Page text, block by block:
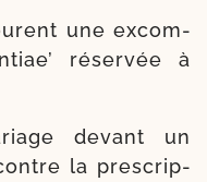
une excom­
réser­vée à
devant un
la pres­crip­